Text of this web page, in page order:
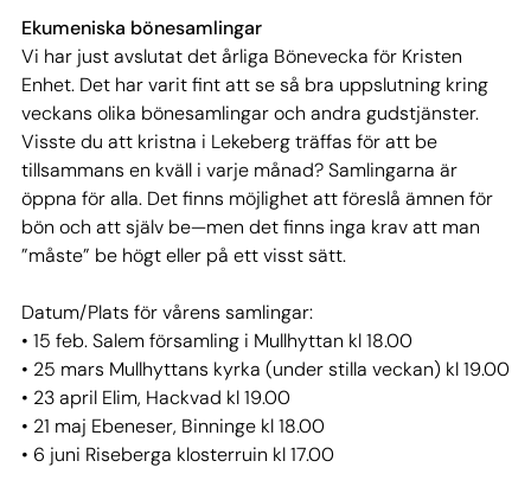
Ekumeniska bönesamlingar
Vi har just avslutat det årliga Bönevecka för Kristen
Enhet. Det har varit fint att se så bra uppslutning kring
veckans olika bönesamlingar och andra gudstjänster.
Visste du att kristna i Lekeberg träffas för att be
tillsammans en kväll i varje månad? Samlingarna är
öppna för alla. Det finns möjlighet att föreslå ämnen för
bön och att själv be—men det finns inga krav att man
”måste” be högt eller på ett visst sätt.
Datum/Plats för vårens samlingar:
• 15 feb. Salem församling i Mullhyttan kl 18.00
• 25 mars Mullhyttans kyrka (under stilla veckan) kl 19.00
• 23 april Elim, Hackvad kl 19.00
• 21 maj Ebeneser, Binninge kl 18.00
• 6 juni Riseberga klosterruin kl 17.00